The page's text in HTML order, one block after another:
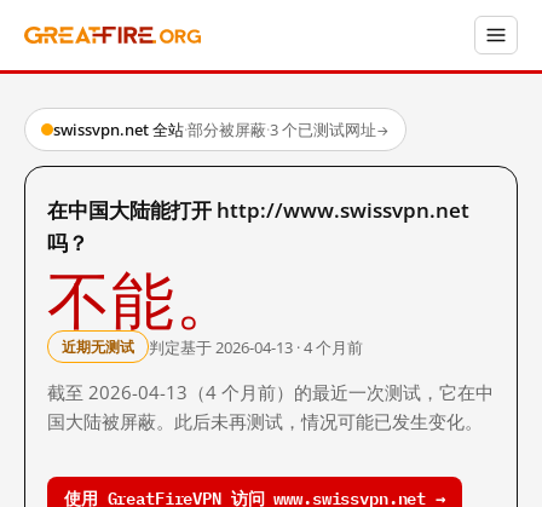
swissvpn.net 全站·部分被屏蔽·3 个已测试网址→
在中国大陆能打开 http://www.swissvpn.net
吗？
不能。
近期无测试 判定基于 2026-04-13 · 4 个月前
截至 2026-04-13（4 个月前）的最近一次测试，它在中
国大陆被屏蔽。此后未再测试，情况可能已发生变化。
使用 GreatFireVPN 访问 www.swissvpn.net →